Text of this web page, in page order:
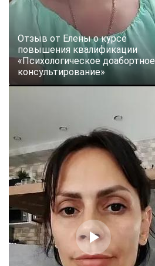
Отзыв от Елены о курсе
повышения квалификации
«Психологическое доабортное
консультирование»